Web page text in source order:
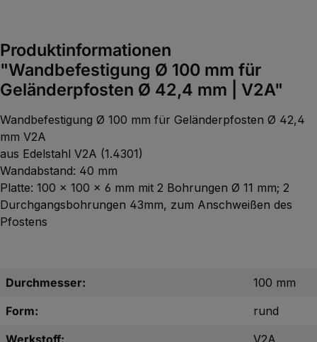
Produktinformationen
"Wandbefestigung Ø 100 mm für
Geländerpfosten Ø 42,4 mm | V2A"
Wandbefestigung Ø 100 mm für Geländerpfosten Ø 42,4
mm V2A
aus Edelstahl V2A (1.4301)
Wandabstand: 40 mm
Platte: 100 x 100 x 6 mm mit 2 Bohrungen Ø 11 mm; 2
Durchgangsbohrungen 43mm, zum Anschweißen des
Pfostens
Durchmesser:
100 mm
Form:
rund